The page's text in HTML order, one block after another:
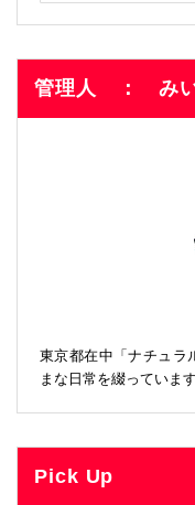
管理人 ： み
東京都在中「ナチュラ
まな日常を綴っていま
Pick Up